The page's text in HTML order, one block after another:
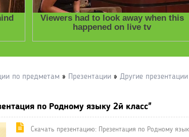
по предметам » Презентации » Другие презентации
по Родному языку 2й класс"
Cкачать презентацию: Презентация по Родному